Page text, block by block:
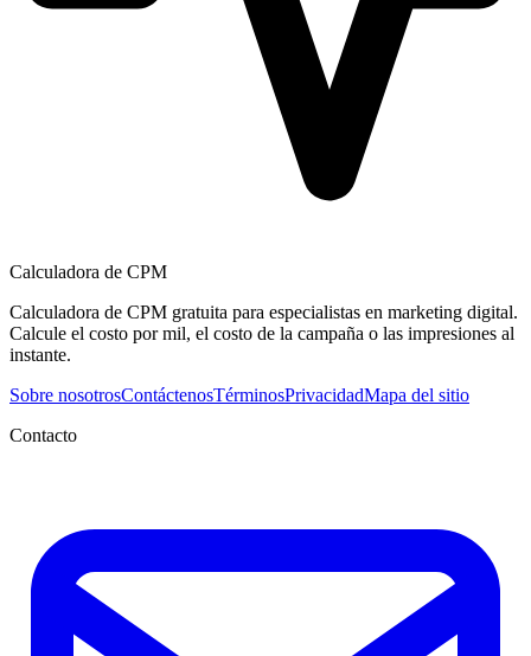
Calculadora de CPM
Calculadora de CPM gratuita para especialistas en marketing digital.
Calcule el costo por mil, el costo de la campaña o las impresiones al
instante.
Sobre nosotrosContáctenosTérminosPrivacidadMapa del sitio
Contacto